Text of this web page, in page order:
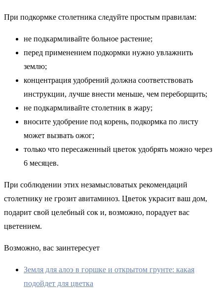
При подкормке столетника следуйте простым правилам:
не подкармливайте больное растение;
перед применением подкормки нужно увлажнить
землю;
концентрация удобрений должна соответствовать
инструкции, лучше внести меньше, чем переборщить;
не подкармливайте столетник в жару;
вносите удобрение под корень, подкормка по листу
может вызвать ожог;
только что пересаженный цветок удобрять можно через
6 месяцев.
При соблюдении этих незамысловатых рекомендаций
столетнику не грозит авитаминоз. Цветок украсит ваш дом,
подарит свой целебный сок и, возможно, порадует вас
цветением.
Возможно, вас заинтересует
Земля для алоэ в горшке и открытом грунте: какая
подойдет для цветка